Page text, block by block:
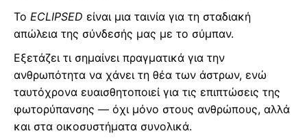
Το ECLIPSED είναι μια ταινία για τη σταδιακή
απώλεια της σύνδεσής μας με το σύμπαν.
Εξετάζει τι σημαίνει πραγματικά για την
ανθρωπότητα να χάνει τη θέα των άστρων, ενώ
ταυτόχρονα ευαισθητοποιεί για τις επιπτώσεις της
φωτορύπανσης — όχι μόνο στους ανθρώπους, αλλά
και στα οικοσυστήματα συνολικά.